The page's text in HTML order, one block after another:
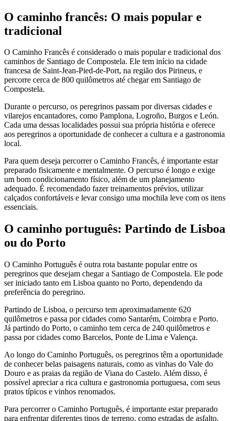
O caminho francês: O mais popular e
tradicional
O Caminho Francês é considerado o mais popular e tradicional dos
caminhos de Santiago de Compostela. Ele tem início na cidade
francesa de Saint-Jean-Pied-de-Port, na região dos Pirineus, e
percorre cerca de 800 quilômetros até chegar em Santiago de
Compostela.
Durante o percurso, os peregrinos passam por diversas cidades e
vilarejos encantadores, como Pamplona, Logroño, Burgos e León.
Cada uma dessas localidades possui sua própria história e oferece
aos peregrinos a oportunidade de conhecer a cultura e a gastronomia
local.
Para quem deseja percorrer o Caminho Francês, é importante estar
preparado fisicamente e mentalmente. O percurso é longo e exige
um bom condicionamento físico, além de um planejamento
adequado. É recomendado fazer treinamentos prévios, utilizar
calçados confortáveis e levar consigo uma mochila leve com os itens
essenciais.
O caminho português: Partindo de Lisboa
ou do Porto
O Caminho Português é outra rota bastante popular entre os
peregrinos que desejam chegar a Santiago de Compostela. Ele pode
ser iniciado tanto em Lisboa quanto no Porto, dependendo da
preferência do peregrino.
Partindo de Lisboa, o percurso tem aproximadamente 620
quilômetros e passa por cidades como Santarém, Coimbra e Porto.
Já partindo do Porto, o caminho tem cerca de 240 quilômetros e
passa por cidades como Barcelos, Ponte de Lima e Valença.
Ao longo do Caminho Português, os peregrinos têm a oportunidade
de conhecer belas paisagens naturais, como as vinhas do Vale do
Douro e as praias da região de Viana do Castelo. Além disso, é
possível apreciar a rica cultura e gastronomia portuguesa, com seus
pratos típicos e vinhos renomados.
Para percorrer o Caminho Português, é importante estar preparado
para enfrentar diferentes tipos de terreno, como estradas de asfalto,